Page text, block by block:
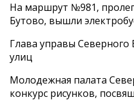
На маршрут №981,
Бутово, вышли
Глава управы Северного
улиц
Молодежная палата
конкурс рисунков,